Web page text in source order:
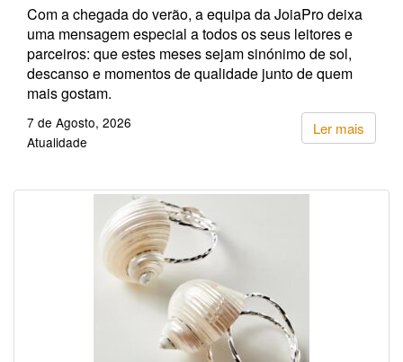
Com a chegada do verão, a equipa da JoiaPro deixa
uma mensagem especial a todos os seus leitores e
parceiros: que estes meses sejam sinónimo de sol,
descanso e momentos de qualidade junto de quem
mais gostam.
Ler mais
7 de Agosto, 2026
Atualidade